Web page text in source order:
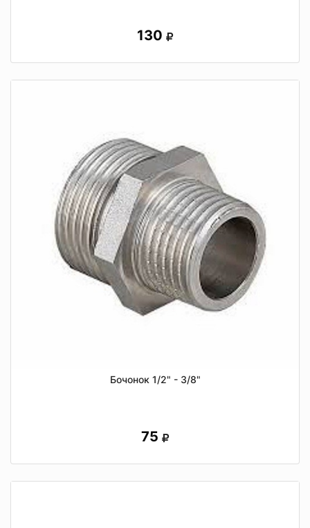
130
Бочонок 1/2" - 3/8"
75